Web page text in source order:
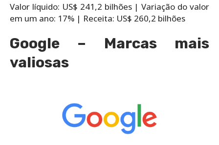
Valor líquido: US$ 241,2 bilhões |Variação do valor
em um ano: 17% | Receita: US$ 260,2 bilhões
Google – Marcas mais
valiosas